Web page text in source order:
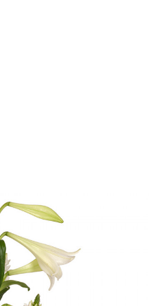
40 cm breed 40 cm